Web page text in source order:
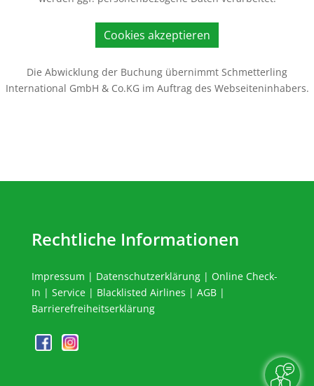
Cookies akzeptieren
Die Abwicklung der Buchung übernimmt Schmetterling
International GmbH & Co.KG im Auftrag des Webseiteninhabers.
Rechtliche Informationen
Impressum | Datenschutzerklärung| Online Check-
In | Service| Blacklisted Airlines | AGB|
Barrierefreiheitserklärung